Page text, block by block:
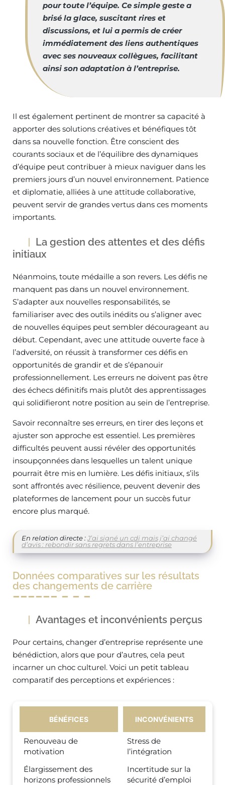
pour toute l’équipe. Ce simple geste a
brisé la glace, suscitant rires et
discussions, et lui a permis de créer
immédiatement des liens authentiques
avec ses nouveaux collègues, facilitant
ainsi son adaptation à l’entreprise.
Il est également pertinent de montrer sa capacité à
apporter des solutions créatives et bénéfiques tôt
dans sa nouvelle fonction. Être conscient des
courants sociaux et de l’équilibre des dynamiques
d’équipe peut contribuer à mieux naviguer dans les
premiers jours d’un nouvel environnement. Patience
et diplomatie, alliées à une attitude collaborative,
peuvent servir de grandes vertus dans ces moments
importants.
La gestion des attentes et des défis
initiaux
Néanmoins, toute médaille a son revers. Les défis ne
manquent pas dans un nouvel environnement.
S’adapter aux nouvelles responsabilités, se
familiariser avec des outils inédits ou s’aligner avec
de nouvelles équipes peut sembler décourageant au
début. Cependant, avec une attitude ouverte face à
l’adversité, on réussit à transformer ces défis en
opportunités de grandir et de s’épanouir
professionnellement. Les erreurs ne doivent pas être
des échecs définitifs mais plutôt des apprentissages
qui solidifieront notre position au sein de l’entreprise.
Savoir reconnaître ses erreurs, en tirer des leçons et
ajuster son approche est essentiel. Les premières
difficultés peuvent aussi révéler des opportunités
insoupçonnées dans lesquelles un talent unique
pourrait être mis en lumière. Les défis initiaux, s’ils
sont affrontés avec résilience, peuvent devenir des
plateformes de lancement pour un succès futur
encore plus marqué.
En relation directe :J’ai signé un cdi mais j’ai changé
d’avis : rebondir sans regrets dans l’entreprise
Données comparatives sur les résultats
des changements de carrière
Avantages et inconvénients perçus
Pour certains, changer d’entreprise représente une
bénédiction, alors que pour d’autres, cela peut
incarner un choc culturel. Voici un petit tableau
comparatif des perceptions et expériences :
BÉNÉFICES INCONVÉNIENTS
Renouveau de
motivation
Stress de
l’intégration
Élargissement des
horizons professionnels
Incertitude sur la
sécurité d’emploi